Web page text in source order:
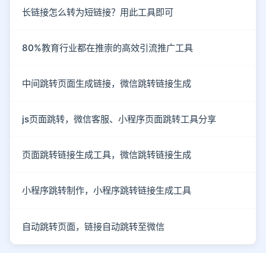
长链接怎么转为短链接？用此工具即可
80%教育行业都在推崇的高效引流推广工具
中间跳转页面生成链接，微信跳转链接生成
js页面跳转，微信客服、小程序页面跳转工具分享
页面跳转链接生成工具，微信跳转链接生成
小程序跳转制作，小程序跳转链接生成工具
自动跳转页面，链接自动跳转至微信